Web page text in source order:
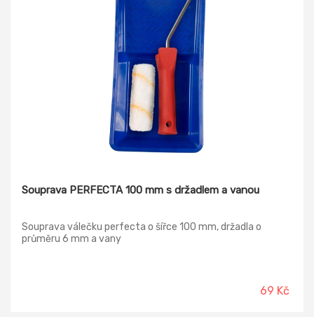
Souprava PERFECTA 100 mm s držadlem a vanou
Souprava válečku perfecta o šířce 100 mm, držadla o
průměru 6 mm a vany
69 Kč